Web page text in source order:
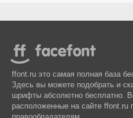
ffont.ru это самая полная база
Здесь вы можете подобрать и
шрифты абсолютно бесплатно.
расположенные на сайте ffont.ru